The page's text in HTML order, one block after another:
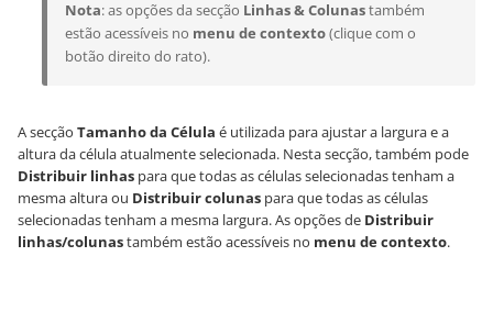
Nota: as opções da secção Linhas & Colunastambém
estão acessíveis no menu de contexto(clique com o
botão direito do rato).
A secção Tamanho da Célula é utilizada para ajustar a largura e a
altura da célula atualmente selecionada. Nesta secção, também pode
Distribuir linhas para que todas as células selecionadas tenham a
mesma altura ou Distribuir colunas para que todas as células
selecionadas tenham a mesma largura. As opções de Distribuir
linhas/colunastambém estão acessíveis no menu de contexto.